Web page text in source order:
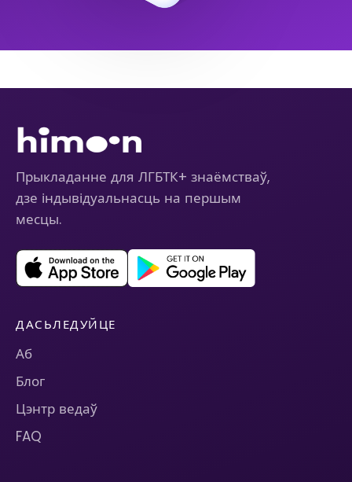
Прыкладанне для ЛГБТК+ знаёмстваў,
дзе індывідуальнасць на першым
месцы.
ДАСЬЛЕДУЙЦЕ
Аб
Блог
Цэнтр ведаў
FAQ